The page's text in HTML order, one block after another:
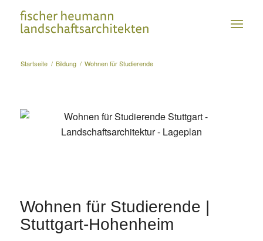
Startseite / Bildung / Wohnen für Studierende
Wohnen für Studierende |
Stuttgart-Hohenheim